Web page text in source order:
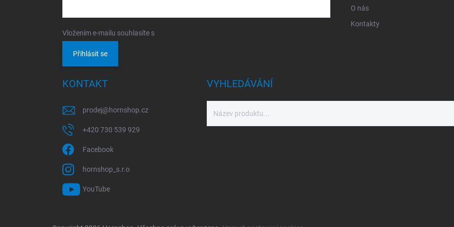
Vložením e-mailu souhlasíte s
Přihlásit se
O nás
Kontakty
KONTAKT
prodej@hornshop.cz
+420 730 539 929
Facebook
hornshop_s.r.o
YouTube
VYHLEDÁVÁNÍ